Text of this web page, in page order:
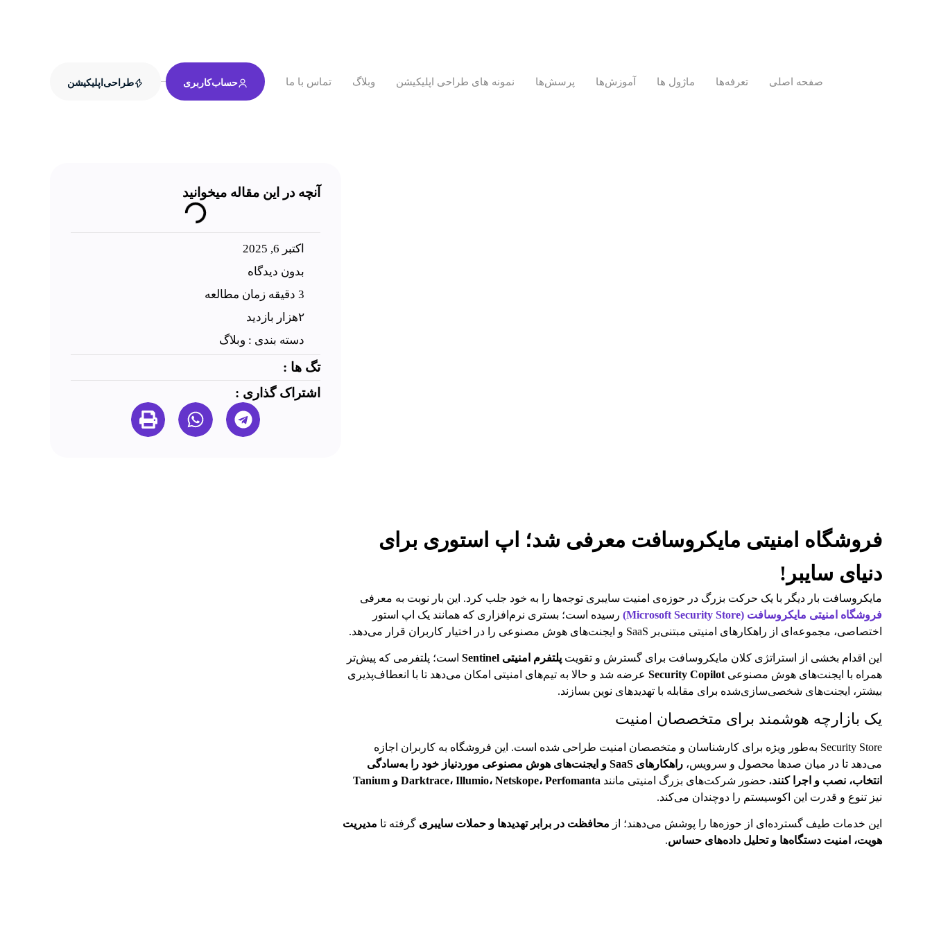
صفحه اصلی تعرفه‌ها ماژول ها آموزش‌ها پرسش‌ها نمونه های طراحی اپلیکیشن وبلاگ تماس با ما حساب‌کاربری طراحی‌اپلیکیشن
فروشگاه امنیتی مایکروسافت معرفی شد؛ اپ استوری برای
دنیای سایبر!
مایکروسافت بار دیگر با یک حرکت بزرگ در حوزه‌ی امنیت سایبری توجه‌ها را به خود جلب کرد. این بار نوبت به معرفی
فروشگاه امنیتی مایکروسافت (Microsoft Security Store)
رسیده است؛ بستری نرم‌افزاری که همانند یک اپ استور
اختصاصی، مجموعه‌ای از راهکارهای امنیتی مبتنی‌بر SaaS و ایجنت‌های هوش مصنوعی را در اختیار کاربران قرار می‌دهد.
این اقدام بخشی از استراتژی کلان مایکروسافت برای گسترش و تقویت پلتفرم امنیتی Sentinel
است؛ پلتفرمی که پیش‌تر
همراه با ایجنت‌های هوش مصنوعی Security Copilot عرضه شد و حالا به تیم‌های امنیتی امکان می‌دهد تا با انعطاف‌پذیری
بیشتر، ایجنت‌های شخصی‌سازی‌شده برای مقابله با تهدیدهای نوین بسازند.
یک بازارچه هوشمند برای متخصصان امنیت
Security Store به‌طور ویژه برای کارشناسان و متخصصان امنیت طراحی شده است. این فروشگاه به کاربران اجازه
می‌دهد تا در میان صدها محصول و سرویس،
راهکارهای SaaS و ایجنت‌های هوش مصنوعی موردنیاز خود را به‌سادگی
انتخاب، نصب و اجرا کنند. حضور شرکت‌های بزرگ امنیتی مانند Darktrace، Illumio، Netskope، Perfomanta و Tanium
نیز تنوع و قدرت این اکوسیستم را دوچندان می‌کند.
این خدمات طیف گسترده‌ای از حوزه‌ها را پوشش می‌دهند؛ از محافظت در برابر تهدیدها و حملات سایبری گرفته تا مدیریت
هویت، امنیت دستگاه‌ها و تحلیل داده‌های حساس.
آنچه در این مقاله میخوانید
اکتبر 6, 2025
بدون دیدگاه
3 دقیقه زمان مطالعه
۲هزار بازدید
دسته بندی : وبلاگ
تگ ها :
اشتراک گذاری :